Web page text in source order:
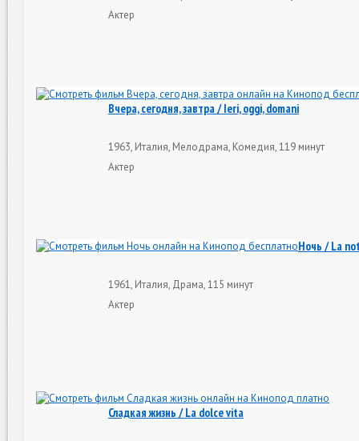
Актер
Вчера, сегодня, завтра / Ieri, oggi, domani
1963, Италия, Мелодрама, Комедия, 119 минут
Актер
Ночь / La
1961, Италия, Драма, 115 минут
Актер
Сладкая жизнь / La dolce vita